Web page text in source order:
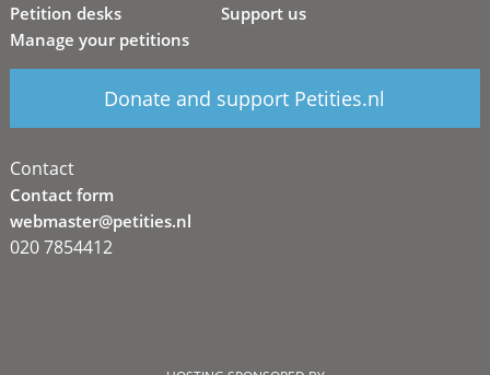
Petition desks
Manage your petitions
Support us
Donate and support Petities.nl
Contact
Contact form
webmaster@petities.nl
020 7854412